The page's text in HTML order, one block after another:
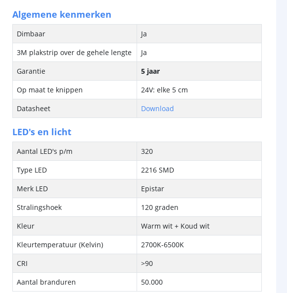
Algemene kenmerken
Dimbaar
Ja
3M plakstrip over de gehele lengte
Ja
Garantie
5 jaar
Op maat te knippen
24V: elke 5 cm
Datasheet
Download
LED's en licht
Aantal LED's p/m
320
Type LED
2216 SMD
Merk LED
Epistar
Stralingshoek
120 graden
Kleur
Warm wit + Koud wit
Kleurtemperatuur (Kelvin)
2700K-6500K
CRI
>90
Aantal branduren
50.000